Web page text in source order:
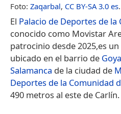
Foto: Zaqarbal, CC BY-SA 3.0 es.
El Palacio de Deportes de
conocido como Movistar
patrocinio desde 2025,​​es
ubicado en el barrio de Goya
Salamanca de la ciudad de
Deportes de la Comunidad
490 metros al este de Carlín.